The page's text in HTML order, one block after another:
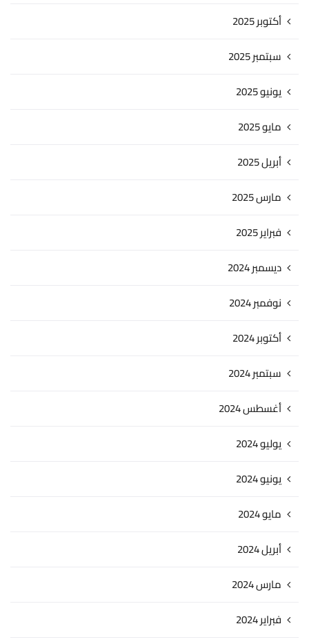
أكتوبر 2025
سبتمبر 2025
يونيو 2025
مايو 2025
أبريل 2025
مارس 2025
فبراير 2025
ديسمبر 2024
نوفمبر 2024
أكتوبر 2024
سبتمبر 2024
أغسطس 2024
يوليو 2024
يونيو 2024
مايو 2024
أبريل 2024
مارس 2024
فبراير 2024